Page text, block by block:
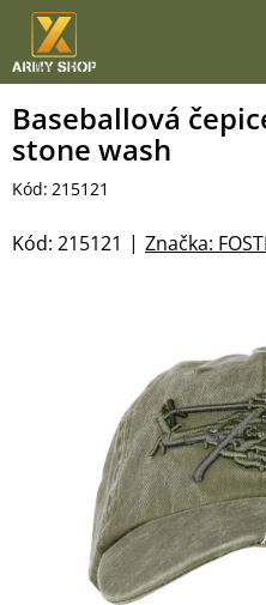
Přejít
obsah
Baseballová
stone wash
Kód: 215121
Značka:
Kód: 215121